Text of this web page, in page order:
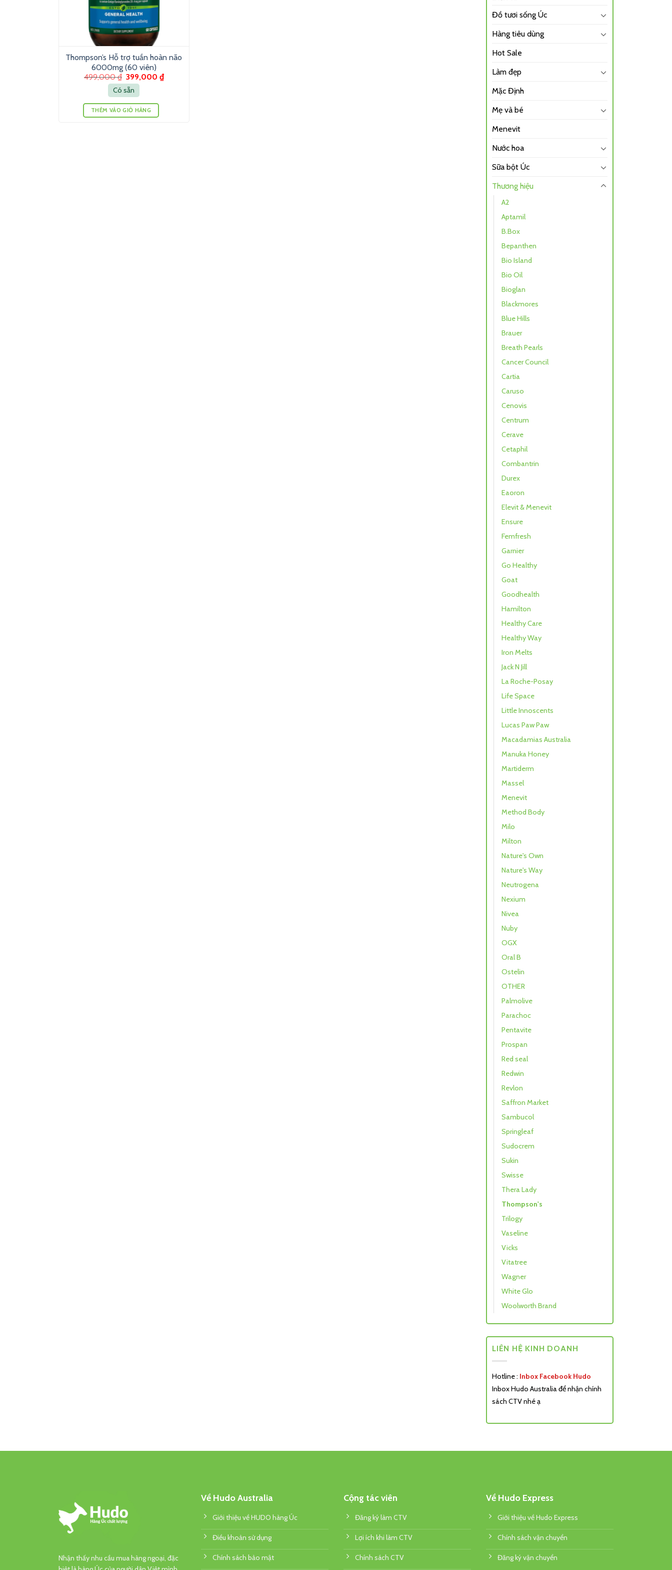
Thompson’s Hỗ trợ tuần hoàn não
6000mg (60 viên)
499,000₫ 399,000 ₫
Có sẵn
THÊM VÀO GIỎ HÀNG
Đồ tươi sống Úc
Hàng tiêu dùng
Hot Sale
Làm đẹp
Mặc Định
Mẹ và bé
Menevit
Nước hoa
Sữa bột Úc
Thương hiệu
A2
Aptamil
B.Box
Bepanthen
Bio Island
Bio Oil
Bioglan
Blackmores
Blue Hills
Brauer
Breath Pearls
Cancer Council
Cartia
Caruso
Cenovis
Centrum
Cerave
Cetaphil
Combantrin
Durex
Eaoron
Elevit & Menevit
Ensure
Femfresh
Garnier
Go Healthy
Goat
Goodhealth
Hamilton
Healthy Care
Healthy Way
Iron Melts
Jack N Jill
La Roche-Posay
Life Space
Little Innoscents
Lucas Paw Paw
Macadamias Australia
Manuka Honey
Martiderm
Massel
Menevit
Method Body
Milo
Milton
Nature's Own
Nature's Way
Neutrogena
Nexium
Nivea
Nuby
OGX
Oral B
Ostelin
OTHER
Palmolive
Parachoc
Pentavite
Prospan
Red seal
Redwin
Revlon
Saffron Market
Sambucol
Springleaf
Sudocrem
Sukin
Swisse
Thera Lady
Thompson's
Trilogy
Vaseline
Vicks
Vitatree
Wagner
White Glo
Woolworth Brand
LIÊN HỆ KINH DOANH
Hotline : Inbox Facebook Hudo
Inbox Hudo Australia để nhận chính
sách CTV nhé ạ
Nhận thấy nhu cầu mua hàng ngoại, đặc
Về Hudo Australia
Giới thiệu về HUDO hàng Úc
Điều khoản sử dụng
Chính sách bảo mật
Cộng tác viên
Đăng ký làm CTV
Lợi ích khi làm CTV
Chính sách CTV
Về Hudo Express
Giới thiệu về Hudo Express
Chính sách vận chuyển
Đăng ký vận chuyển